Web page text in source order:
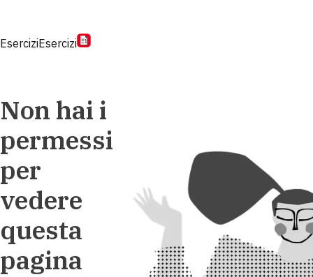
EserciziEsercizi
Non hai i
permessi
per
vedere
questa
pagina